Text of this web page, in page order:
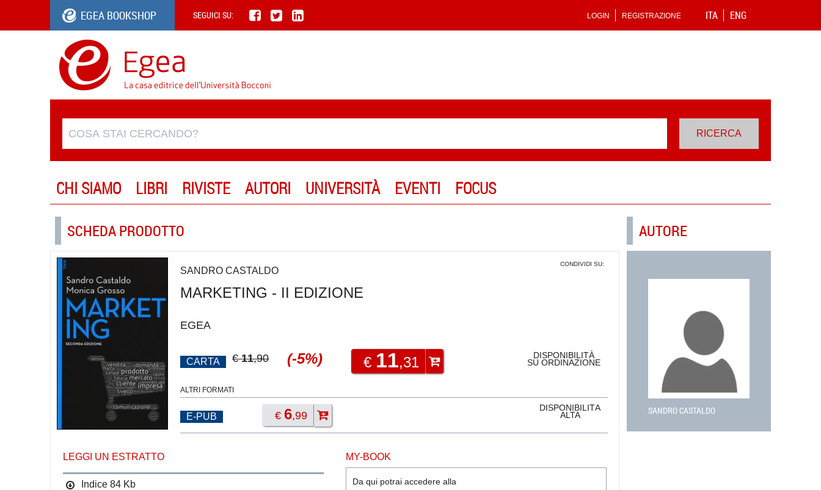
EGEA BOOKSHOP SEGUICI SU: ITA ENG
LOGIN REGISTRAZIONE
CHI SIAMO LIBRI RIVISTE AUTORI UNIVERSITÀ EVENTI FOCUS
SCHEDA PRODOTTO
CONDIVIDI SU:
SANDRO CASTALDO
MARKETING - II EDIZIONE
EGEA
CARTA €11,90 (-5%) € 11,31 DISPONIBILITÀ
SU ORDINAZIONE
ALTRI FORMATI
E-PUB €6,99
DISPONIBILITÀ
ALTA
LEGGI UN ESTRATTO
Indice 84 Kb
MY-BOOK
Da qui potrai accedere alla
AUTORE
SANDRO CASTALDO